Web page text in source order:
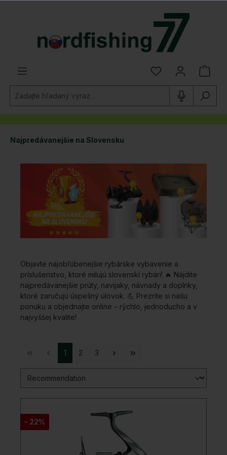
Najpredávanejšie na Slovensku
Objavte najobľúbenejšie rybárske vybavenie a
príslušenstvo, ktoré milujú slovenskí rybári! 🔥 Nájdite
najpredávanejšie prúty, navijaky, návnady a doplnky,
ktoré zaručujú úspešný úlovok. 💪 Prezrite si našu
ponuku a objednajte online – rýchlo, jednoducho a v
najvyššej kvalite!
1 2 3
- 22%